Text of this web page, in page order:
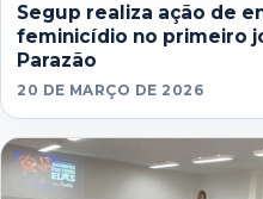
Segup realiza ação de
feminicídio no primeiro
Parazão
20 DE MARÇO DE 2026